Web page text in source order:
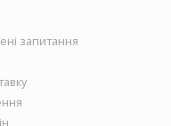
запитання